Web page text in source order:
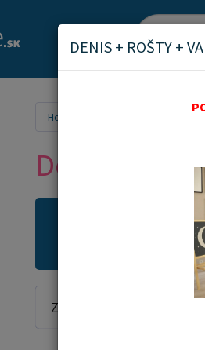
Home
Detské
Zoradiť od:
DENIS + ROŠTY +